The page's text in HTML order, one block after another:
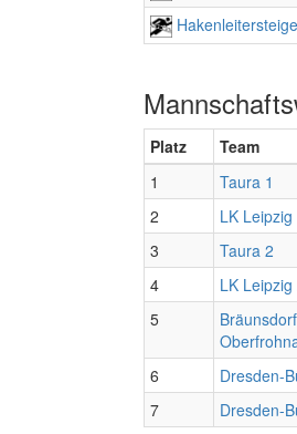
Platz Team
1
Taura 1
2
LK Leipzig
3
Taura 2
4
LK Leipzig
5
6 Dresden-
7
Dresden-